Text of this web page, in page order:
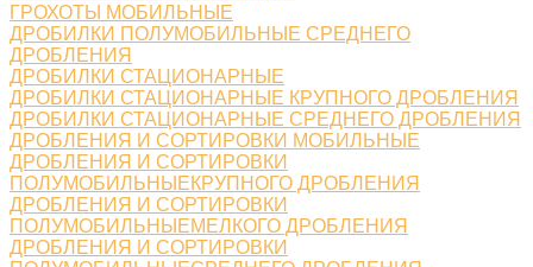
ГРОХОТЫ МОБИЛЬНЫЕ
ДРОБИЛКИ ПОЛУМОБИЛЬНЫЕ СРЕДНЕГО
ДРОБЛЕНИЯ
ДРОБИЛКИ СТАЦИОНАРНЫЕ
ДРОБИЛКИ СТАЦИОНАРНЫЕ КРУПНОГО ДРОБЛЕНИЯ
ДРОБИЛКИ СТАЦИОНАРНЫЕ СРЕДНЕГО ДРОБЛЕНИЯ
ДРОБЛЕНИЯ И СОРТИРОВКИ МОБИЛЬНЫЕ
ДРОБЛЕНИЯ И СОРТИРОВКИ
ПОЛУМОБИЛЬНЫЕКРУПНОГО ДРОБЛЕНИЯ
ДРОБЛЕНИЯ И СОРТИРОВКИ
ПОЛУМОБИЛЬНЫЕМЕЛКОГО ДРОБЛЕНИЯ
ДРОБЛЕНИЯ И СОРТИРОВКИ